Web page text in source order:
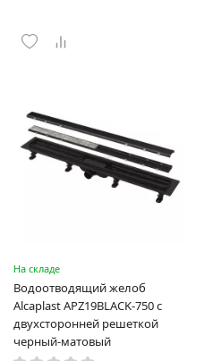
На складе
Водоотводящий желоб
Alcaplast APZ19BLACK-750 с
двухсторонней решеткой
черный-матовый